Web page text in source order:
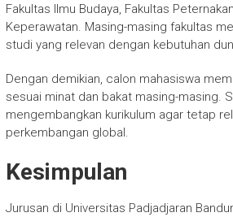
Fakultas Ilmu Budaya, Fakultas
Keperawatan. Masing-masing fakultas
studi yang relevan dengan kebutuhan
Dengan demikian, calon mahasiswa
sesuai minat dan bakat masing-masing.
mengembangkan kurikulum agar tetap
perkembangan global.
Kesimpulan
Jurusan di Universitas Padjadjaran